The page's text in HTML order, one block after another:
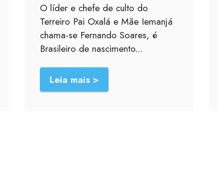
O líder e chefe de culto do
Terreiro Pai Oxalá e Mãe Iemanjá
chama-se Fernando Soares, é
Brasileiro de nascimento...
Leia mais >